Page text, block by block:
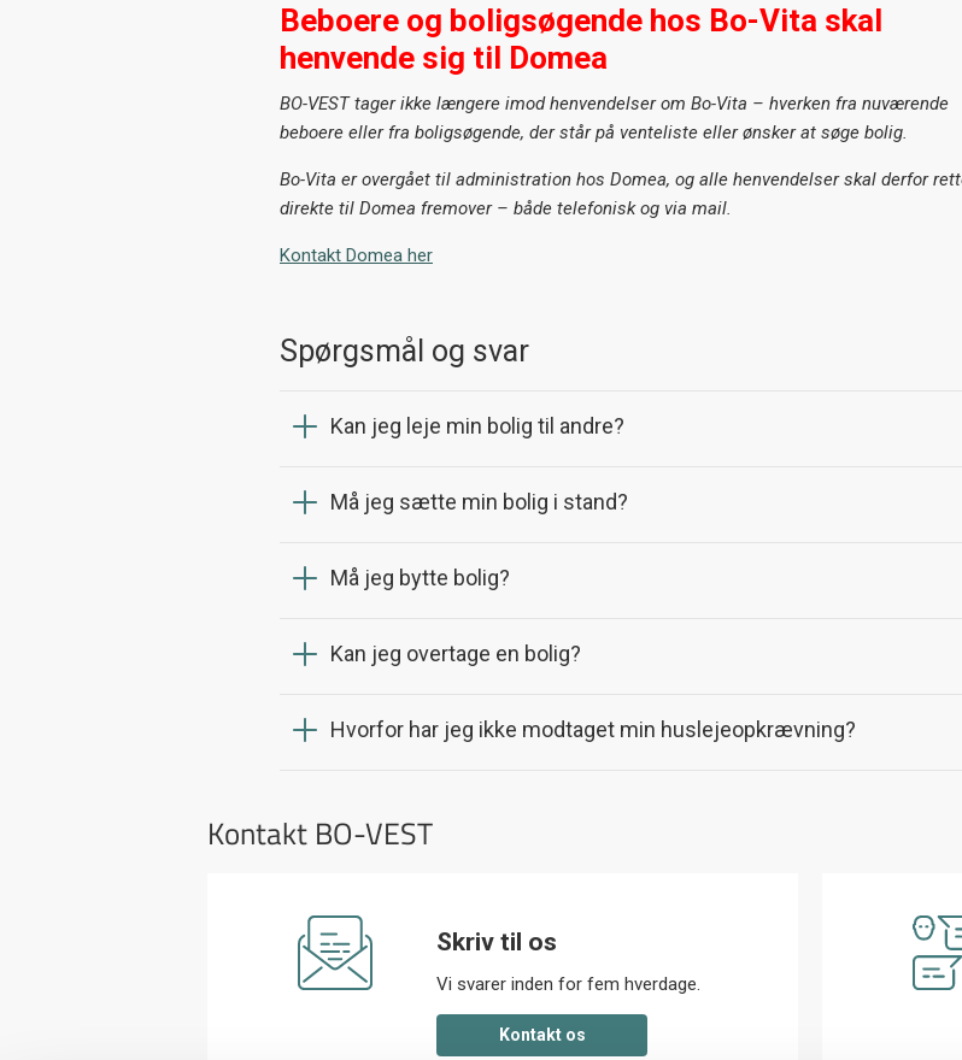
Beboere og boligsøgende hos Bo-Vita skal
henvende sig til Domea
BO-VEST tager ikke længere imod henvendelser om Bo-Vita – hverken fra nuværende
beboere eller fra boligsøgende, der står på venteliste eller ønsker at søge bolig.
Bo-Vita er overgået til administration hos Domea, og alle henvendelser skal derfor
direkte til Domea fremover – både telefonisk og via mail.
Kontakt Domea her
Spørgsmål og svar
Kan jeg leje min bolig til andre?
Må jeg sætte min bolig i stand?
Må jeg bytte bolig?
Kan jeg overtage en bolig?
Hvorfor har jeg ikke modtaget min huslejeopkrævning?
Kontakt BO-VEST
Skriv til os
Vi svarer inden for fem hverdage.
kontakt os